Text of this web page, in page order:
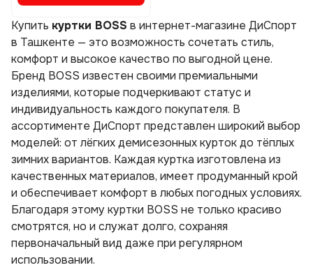
Купить куртки BOSS в интернет-магазине ДиСпорт
в Ташкенте — это возможность сочетать стиль,
комфорт и высокое качество по выгодной цене.
Бренд BOSS известен своими премиальными
изделиями, которые подчеркивают статус и
индивидуальность каждого покупателя. В
ассортименте ДиСпорт представлен широкий выбор
моделей: от лёгких демисезонных курток до тёплых
зимних вариантов. Каждая куртка изготовлена из
качественных материалов, имеет продуманный крой
и обеспечивает комфорт в любых погодных условиях.
Благодаря этому куртки BOSS не только красиво
смотрятся, но и служат долго, сохраняя
первоначальный вид даже при регулярном
использовании.